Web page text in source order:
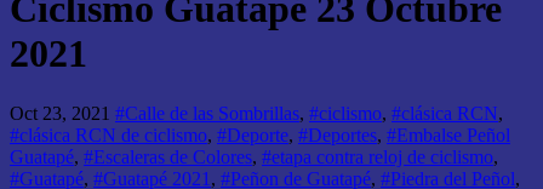
Ciclismo Guatapé 23 Octubre
2021
Oct 23, 2021 #Calle de las Sombrillas, #ciclismo, #clásica RCN,
#clásica RCN de ciclismo, #Deporte, #Deportes, #Embalse Peñol
Guatapé, #Escaleras de Colores, #etapa contra reloj de ciclismo,
#Guatapé, #Guatapé 2021 , #Peñon de Guatapé, #Piedra del Peñol,